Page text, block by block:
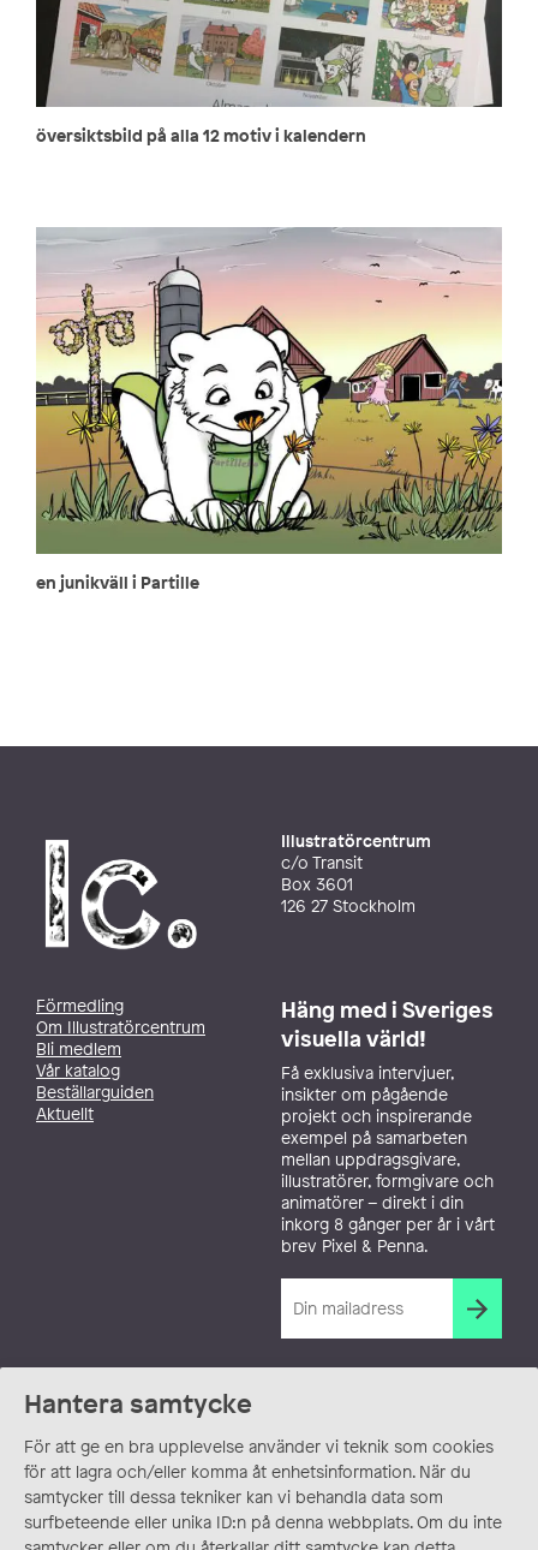
Hantera samtycke
För att ge en bra upplevelse använder vi teknik som cookies
för att lagra och/eller komma åt enhetsinformation. När du
samtycker till dessa tekniker kan vi behandla data som
surfbeteende eller unika ID:n på denna webbplats. Om du inte
översiktsbild på alla 12 motiv i kalendern
en junikväll i Partille
Illustratörcentrum
c/o Transit
Box 3601
126 27 Stockholm
Förmedling
Om Illustratörcentrum
Bli medlem
Vår katalog
Beställarguiden
Aktuellt
Häng med i Sveriges
visuella värld!
Få exklusiva intervjuer,
insikter om pågående
projekt och inspirerande
exempel på samarbeten
mellan uppdragsgivare,
illustratörer, formgivare och
animatörer – direkt i din
inkorg 8 gånger per år i vårt
brev Pixel & Penna.